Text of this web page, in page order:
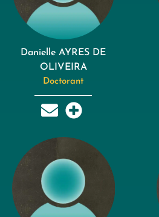
Danielle AYRES DE
OLIVEIRA
Doctorant